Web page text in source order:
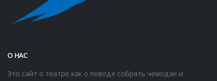
О НАС
Это сайт о театре как о поводе собрать чемодан и